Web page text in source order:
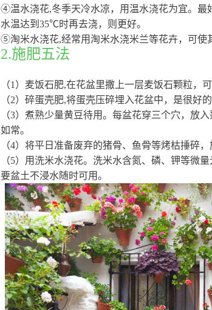
④温水浇花,冬季天冷水凉，用温水浇花为宜。最
水温达到35℃时再去浇，则更好。
⑤淘米水浇花,经常用淘米水浇米兰等花卉，可使
2.施肥五法
（1）麦饭石肥,在花盆里撒上一层麦饭石颗粒，
（2）碎蛋壳肥,将蛋壳压碎埋入花盆中，是很好
（3）煮熟少量黄豆待用。每盆花穿三个穴，
如常。
（4）将平日准备废弃的猪骨、鱼骨等烤枯捶碎，
（5）用洗米水浇花。洗米水含氮、磷、钾等微
要盆土不浸水随时可用。